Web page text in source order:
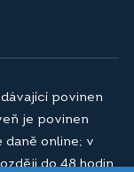
povinen
je povinen
online; v
do 48 hodin.